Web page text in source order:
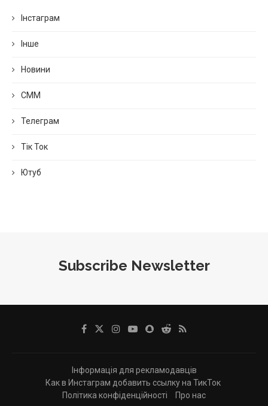
Інстаграм
Інше
Новини
СММ
Телеграм
Тік Ток
Ютуб
Subscribe Newsletter
Інформація для рекламодавців
Как в Инстаграм добавить ссылку на ТикТок
Політика конфіденційності
Про нас